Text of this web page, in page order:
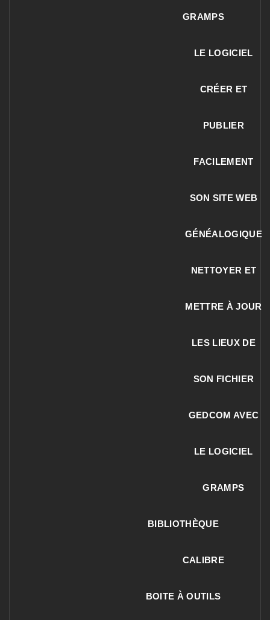
GRAMPS
LE LOGICIEL
CRÉER ET
PUBLIER
FACILEMENT
SON SITE WEB
GÉNÉALOGIQUE
NETTOYER ET
METTRE À JOUR
LES LIEUX DE
SON FICHIER
GEDCOM AVEC
LE LOGICIEL
GRAMPS
BIBLIOTHÈQUE
CALIBRE
BOITE À OUTILS